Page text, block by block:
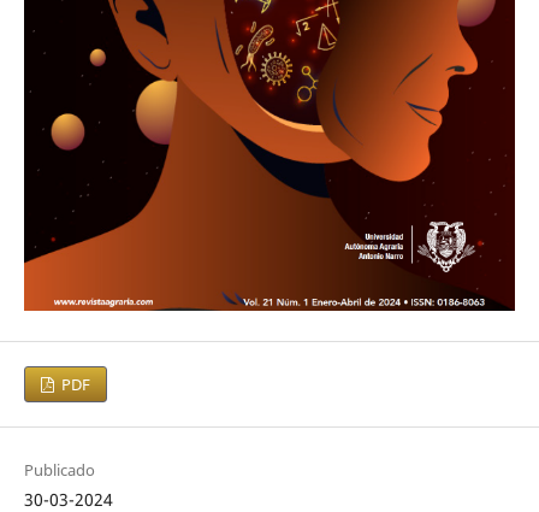
PDF
Publicado
30-03-2024